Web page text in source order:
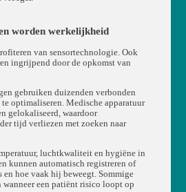
worden werkelijkheid
van sensortechnologie. Ook
ingrijpend door de opkomst van
gebruiken duizenden verbonden
te optimaliseren. Medische apparatuur
gelokaliseerd, waardoor
tijd verliezen met zoeken naar
luchtkwaliteit en hygiëne in
kunnen automatisch registreren of
en hoe vaak hij beweegt. Sommige
wanneer een patiënt risico loopt op